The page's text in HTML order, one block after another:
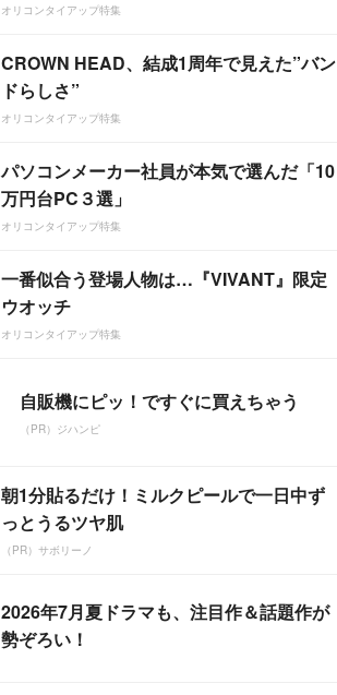
オリコンタイアップ特集
CROWN HEAD、結成1周年で見えた”バン
ドらしさ”
オリコンタイアップ特集
パソコンメーカー社員が本気で選んだ「10
万円台PC３選」
オリコンタイアップ特集
一番似合う登場人物は…『VIVANT』限定
ウオッチ
オリコンタイアップ特集
自販機にピッ！ですぐに買えちゃう
（PR）ジハンピ
朝1分貼るだけ！ミルクピールで一日中ず
っとうるツヤ肌
（PR）サボリーノ
2026年7月夏ドラマも、注目作＆話題作が
勢ぞろい！